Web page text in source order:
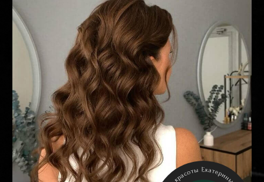
ЗАПИСАТЬСЯ
НА КУРС
ПРОГРАММА
курса
ПРОГРАММАкурса